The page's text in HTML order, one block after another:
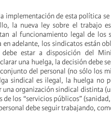
implementación de esta política
la nueva ley sobre el trabajo
al funcionamiento legal de
en adelante, los sindicatos están
estar a disposición del
una huelga, la decisión debe
del personal (no sólo los
sindical es ilegal, la huelga no
organización sindical distinta
de los “servicios públicos”
debe seguir trabajando,